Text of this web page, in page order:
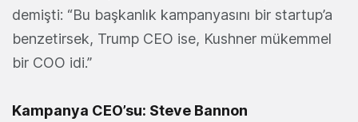
demişti: “Bu başkanlık kampanyasını bir startup’a
benzetirsek, Trump CEO ise, Kushner mükemmel
bir COO idi.”
Kampanya CEO’su: Steve Bannon